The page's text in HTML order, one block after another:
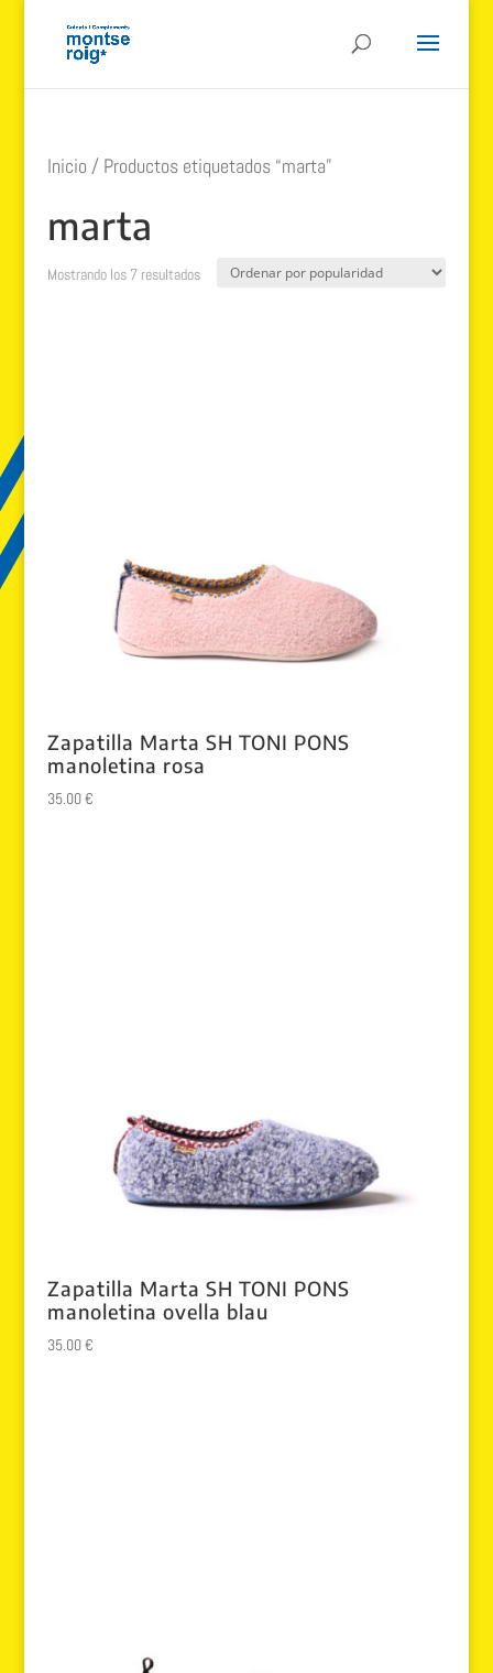
Inicio / Productos etiquetados “marta”
marta
Mostrando los 7 resultadosOrdenado
Zapatilla Marta SH TONI PONS
manoletina rosa
35.00€
Zapatilla Marta SH TONI PONS
manoletina ovella blau
35.00€